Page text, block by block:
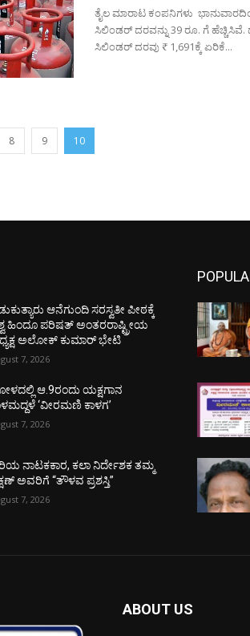
ತೈಲ ಮಾರಾಟ ಕಂಪನಿಗಳು
ಸಿಲಿಂಡರ್ ದರವನ್ನು 39 ರೂ. ಗೆ ಹೆಚ್ಚಿಸಿವೆ. ದೆಹಲಿಯಲ್ಲಿ ವಾಣಿಜ್ಯ ಬಳಕೆಯ 19 ಕೆ.ಜಿ. ತೂಕದ
ಸಿಲಿಂಡರ್‌ ದರವು ₹ 1,691ಕ್ಕೆ ಏರಿಕೆ...
8 9 10
ಆನೆಗುಂದಿ ಸರಸ್ವತೀ ಪೀಠಕ್ಕೆ
ಹಿಂದೂ ಪರಿಷತ್ ಅಂತರರಾಷ್ಟ್ರೀಯ
ಅಲೋಕ್ ಕುಮಾರ್ ಭೇಟಿ
7, 2026
ಆ.9ರಂದು ಯಕ್ಷಗಾನ
‘ವೀರಮಣಿ ಕಾಳಗ’
7, 2026
ನಾಟಕಕಾರ, ಕಲಾ ನಿರ್ದೇಶಕ ತಮ್ಮ
ಅವರಿಗೆ “ತೌಳವ ಪ್ರಶಸ್ತಿ”
7, 2026
ABOUT US